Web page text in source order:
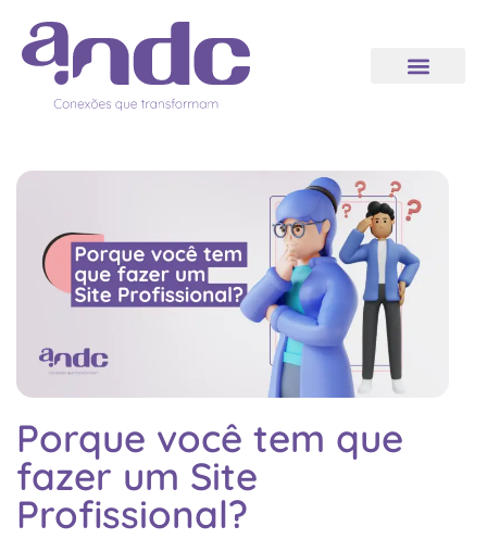
Porque você tem que
fazer um Site
Profissional?